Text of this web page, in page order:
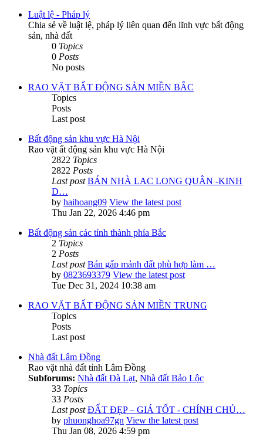
Luật lệ - Pháp lý
Chia sẻ về luật lệ, pháp lý liên quan đến lĩnh vực bất động
sản, nhà đất
0 Topics
0 Posts
No posts
RAO VẶT BẤT ĐỘNG SẢN MIỀN BẮC
Topics
Posts
Last post
Bất động sản khu vực Hà Nội
Rao vặt ất động sản khu vực Hà Nội
2822 Topics
2822 Posts
Last post BÁN NHÀ LẠC LONG QUÂN -KINH
D…
by haihoang09 View the latest post
Thu Jan 22, 2026 4:46 pm
Bất động sản các tỉnh thành phía Bắc
2 Topics
2 Posts
Last post Bán gấp mảnh đất phù hợp làm …
by 0823693379 View the latest post
Tue Dec 31, 2024 10:38 am
RAO VẶT BẤT ĐỘNG SẢN MIỀN TRUNG
Topics
Posts
Last post
Nhà đất Lâm Đồng
Rao vặt nhà đất tỉnh Lâm Đồng
Subforums: Nhà đất Đà Lạt, Nhà đất Bảo Lộc
33 Topics
33 Posts
Last post ĐẤT ĐẸP – GIÁ TỐT - CHÍNH CHỦ…
by phuonghoa97gn View the latest post
Thu Jan 08, 2026 4:59 pm